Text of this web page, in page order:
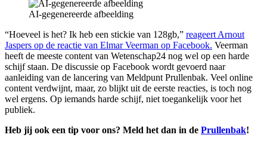
AI-gegenereerde afbeelding
“Hoeveel is het? Ik heb een stickie van 128gb,” reageert Arnout
Jaspers op de reactie van Elmar Veerman op Facebook. Veerman
heeft de meeste content van Wetenschap24 nog wel op een harde
schijf staan. De discussie op Facebook wordt gevoerd naar
aanleiding van de lancering van Meldpunt Prullenbak. Veel online
content verdwijnt, maar, zo blijkt uit de eerste reacties, is toch nog
wel ergens. Op iemands harde schijf, niet toegankelijk voor het
publiek.
Heb jij ook een tip voor ons? Meld het dan in de Prullenbak!